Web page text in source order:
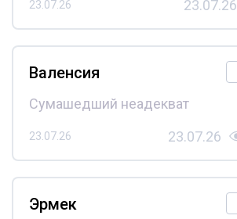
23.07.26 23.07.26
Валенсия
Сумашедший неадекват
23.07.26 23.07.26
Эрмек